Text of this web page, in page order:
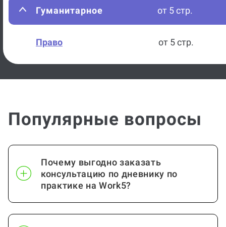
Гуманитарное от 5 стр.
Право от 5 стр.
Популярные вопросы
Почему выгодно заказать
консультацию по дневнику по
практике на Work5?